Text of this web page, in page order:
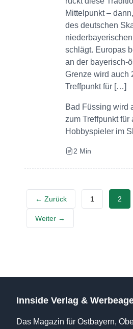
Mittelpunkt –
des deutschen
schlägt. Europas
an der bayerisch-
Grenze wird auch
Treffpunkt für […]
Bad Füssing wird
zum Treffpunkt für
Hobbyspieler im
2 Min
Beiträge-
Navigation
← Zurück 1 2
Weiter →
Innside Verlag &
Das Magazin für Ostbayern,